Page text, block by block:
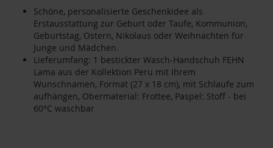
Schöne, personalisierte Geschenkidee als
Erstausstattung zur Geburt oder Taufe, Kommunion,
Geburtstag, Ostern, Nikolaus oder Weihnachten für
Junge und Mädchen.
Lieferumfang: 1 bestickter Wasch-Handschuh FEHN
Lama aus der Kollektion Peru mit Ihrem
Wunschnamen, Format (27 x 18 cm), mit Schlaufe zum
aufhängen, Obermaterial: Frottee, Paspel: Stoff - bei
60°C waschbar